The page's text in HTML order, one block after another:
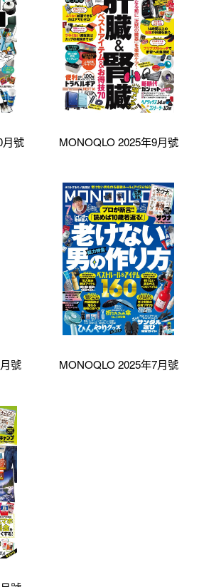
月號 MONOQLO 2025年9月號
號 MONOQLO 2025年7月號